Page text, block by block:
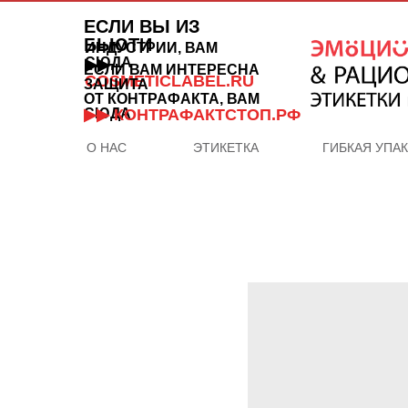
О НАС ЭТИКЕТКА ГИБКАЯ
ИНДУСТРИИ, ВАМ
СЮДА
ЕСЛИ ВЫ ИЗ
БЬЮТИ
▶▶
COSMETICLABEL.RU
ЕСЛИ ВАМ ИНТЕРЕСНА
ЗАЩИТА
ОТ КОНТРАФАКТА, ВАМ
СЮДА
▶▶ КОНТРАФАКТСТОП.РФ